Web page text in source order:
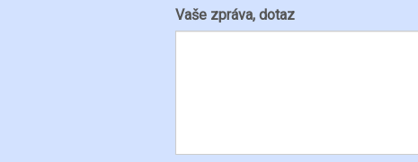
Vaše zpráva, dotaz